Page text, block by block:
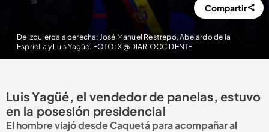
De izquierda a derecha: José Manuel Restrepo, Abelardo de la
Espriella y Luis Yagüé. FOTO: X @DIARIOCCIDENTE
Compartir
Luis Yagüé, el vendedor de panelas, estuvo
en la posesión presidencial
El hombre viajó desde Caquetá para acompañar al